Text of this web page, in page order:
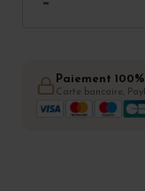
Paiement
Carte bancaire,